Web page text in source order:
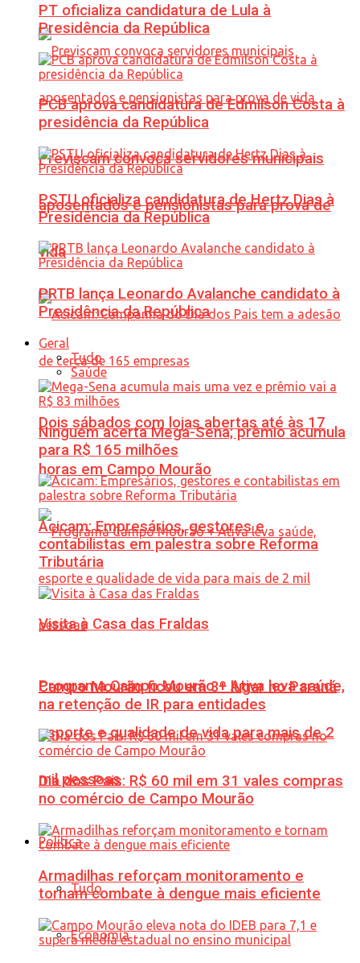
Previscam convoca servidores municipais
aposentados e pensionistas para prova de
vida
Dois sábados com lojas abertas até às 17
horas em Campo Mourão
Programa Campo Mourão + Ativa leva saúde,
esporte e qualidade de vida para mais de 2
mil pessoas
Política
Tudo
Economia
PT oficializa candidatura de Lula à
Presidência da República
PCB aprova candidatura de Edmilson Costa à
presidência da República
PSTU oficializa candidatura de Hertz Dias à
Presidência da República
PRTB lança Leonardo Avalanche candidato à
Presidência da República
Geral
Tudo
Saúde
Ninguém acerta Mega-Sena; prêmio acumula
para R$ 165 milhões
Acicam: Empresários, gestores e
contabilistas em palestra sobre Reforma
Tributária
Visita à Casa das Fraldas
Campo Mourão ficou em 3º lugar no Paraná
na retenção de IR para entidades
Dia dos Pais: R$ 60 mil em 31 vales compras
no comércio de Campo Mourão
Armadilhas reforçam monitoramento e
tornam combate à dengue mais eficiente